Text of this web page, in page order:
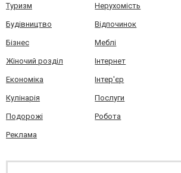
Туризм Нерухомість
Будівництво Відпочинок
Бізнес Меблі
Жіночий розділ Інтернет
Економіка Інтер'єр
Кулінарія Послуги
Подорожі Робота
Реклама